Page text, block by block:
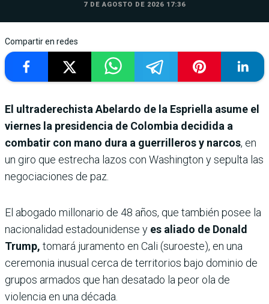
7 DE AGOSTO DE 2026 17:36
Compartir en redes
El ultraderechista Abelardo de la Espriella asume el
viernes la presidencia de Colombia decidida a
combatir con mano dura a guerrilleros y narcos, en
un giro que estrecha lazos con Washington y sepulta las
negociaciones de paz.
El abogado millonario de 48 años, que también posee la
nacionalidad estadounidense y es aliado de Donald
Trump, tomará juramento en Cali (suroeste), en una
ceremonia inusual cerca de territorios bajo dominio de
grupos armados que han desatado la peor ola de
violencia en una década.